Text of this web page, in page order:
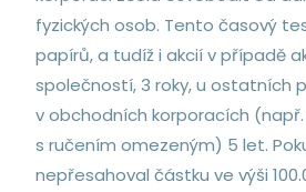
fyzických osob. Tento časový
papírů, a tudíž i akcií v případě
společností, 3 roky, u ostatních
v obchodních korporacích
s ručením omezeným) 5 let.
nepřesahoval částku ve výši